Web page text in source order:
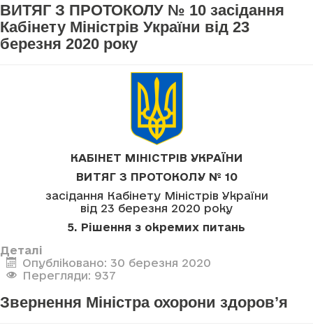
ВИТЯГ З ПРОТОКОЛУ № 10 засідання
Кабінету Міністрів України від 23
березня 2020 року
КАБІНЕТ МІНІСТРІВ УКРАЇНИ
ВИТЯГ З ПРОТОКОЛУ № 10
засідання Кабінету Міністрів України
від 23 березня 2020 року
5. Рішення з окремих питань
Деталі
Опубліковано: 30 березня 2020
Перегляди: 937
Звернення Міністра охорони здоров’я